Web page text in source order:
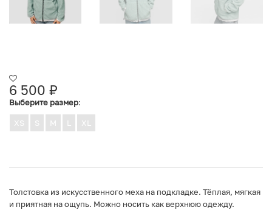
6 500 ₽
Выберите размер:
XS S M L XL
Толстовка из искусственного меха на подкладке. Тёплая, мягкая
и приятная на ощупь. Можно носить как верхнюю одежду.